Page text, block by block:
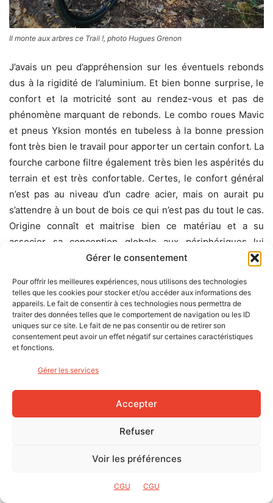
Gérer le consentement
Pour offrir les meilleures expériences, nous utilisons des technologies
telles que les cookies pour stocker et/ou accéder aux informations des
appareils. Le fait de consentir à ces technologies nous permettra de
traiter des données telles que le comportement de navigation ou les ID
uniques sur ce site. Le fait de ne pas consentir ou de retirer son
consentement peut avoir un effet négatif sur certaines caractéristiques
et fonctions.
Gérer les services
Accepter
Refuser
Voir les préférences
CGU CGU
Il monte aux arbres ce Trail !, photo Hugues Grenon
J’avais un peu d’appréhension sur les éventuels rebonds
dus à la rigidité de l’aluminium. Et bien bonne surprise, le
confort et la motricité sont au rendez-vous et pas de
phénomène marquant de rebonds. Le combo roues Mavic
et pneus Yksion montés en tubeless à la bonne pression
font très bien le travail pour apporter un certain confort. La
fourche carbone filtre également très bien les aspérités du
terrain et est très confortable. Certes, le confort général
n’est pas au niveau d’un cadre acier, mais on aurait pu
s’attendre à un bout de bois ce qui n’est pas du tout le cas.
Origine connaît et maitrise bien ce matériau et a su
associer sa conception globale aux périphériques lui
donnant un certain confort. Belle surprise
La maniabilité est très bonne. La fourche carbone est
incisive et précise et apporte également un certain confort
à l’ensemble. On n’arrive pas au niveau de maniabilité de
roues de 650 plus agiles, mais le Trail est joueur. Sa
légèreté y est certainement aussi pour quelque chose !